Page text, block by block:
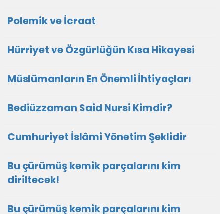
Polemik ve İcraat
Hürriyet ve Özgürlüğün Kısa Hikayesi
Müslümanların En Önemli İhtiyaçları
Bediüzzaman Said Nursi Kimdir?
Cumhuriyet İslâmi Yönetim Şeklidir
Bu çürümüş kemik parçalarını kim
diriltecek!
Bu çürümüş kemik parçalarını kim